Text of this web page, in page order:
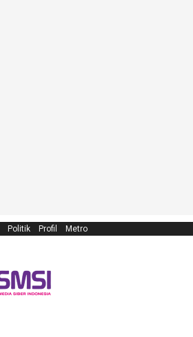
Politik Profil Metro